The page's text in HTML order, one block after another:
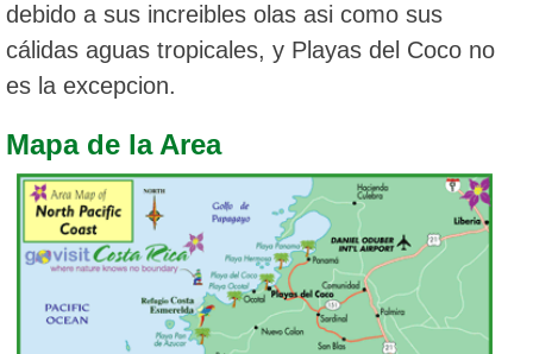
debido a sus increibles olas asi como sus
cálidas aguas tropicales, y Playas del Coco no
es la excepcion.
Mapa de la Area